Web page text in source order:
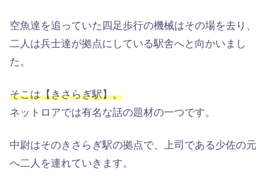
空魚達を追っていた四足歩行の機械はその場を去り、
二人は兵士達が拠点にしている駅舎へと向かいまし
た。
そこは【きさらぎ駅】。
ネットロアでは有名な話の題材の一つです。
中尉はそのきさらぎ駅の拠点で、上司である少佐の元
へ二人を連れていきます。